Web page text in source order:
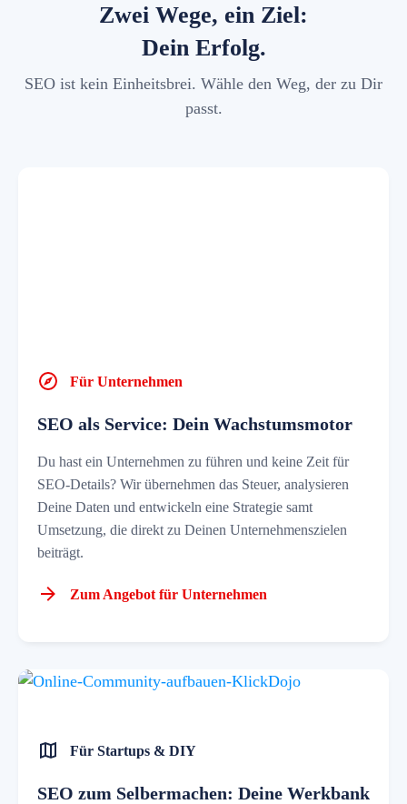
Zwei Wege, ein Ziel:
Dein Erfolg.
SEO ist kein Einheitsbrei. Wähle den Weg, der zu Dir
passt.
Für Unternehmen
SEO als Service: Dein Wachstumsmotor
Du hast ein Unternehmen zu führen und keine Zeit für
SEO-Details? Wir übernehmen das Steuer, analysieren
Deine Daten und entwickeln eine Strategie samt
Umsetzung, die direkt zu Deinen Unternehmenszielen
beiträgt.
Zum Angebot für Unternehmen
Für Startups & DIY
SEO zum Selbermachen: Deine Werkbank